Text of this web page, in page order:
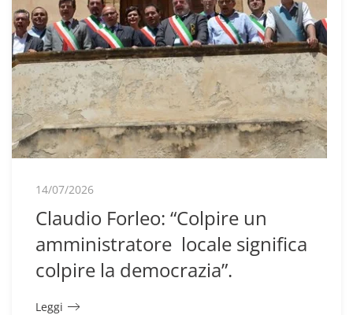
14/07/2026
Claudio Forleo: “Colpire un
amministratore locale significa
colpire la democrazia”.
Leggi